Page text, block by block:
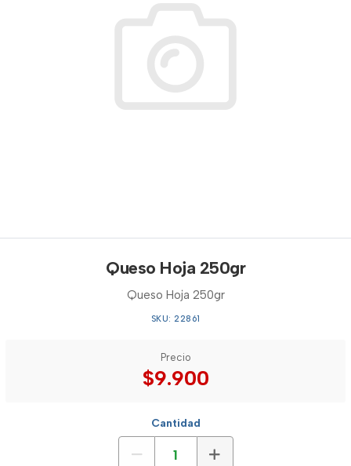
Queso Hoja 250gr
Queso Hoja 250gr
SKU: 22861
Precio
$9.900
Cantidad